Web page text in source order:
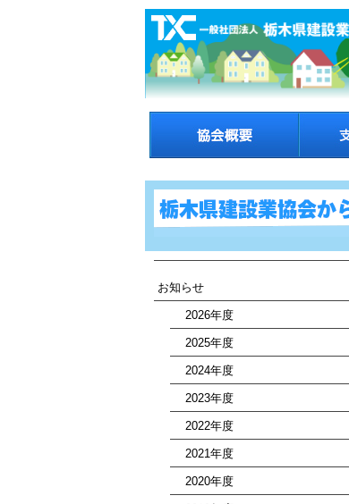
お知らせ
2026年度
2025年度
2024年度
2023年度
2022年度
2021年度
2020年度